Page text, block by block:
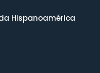
Hispanoamérica